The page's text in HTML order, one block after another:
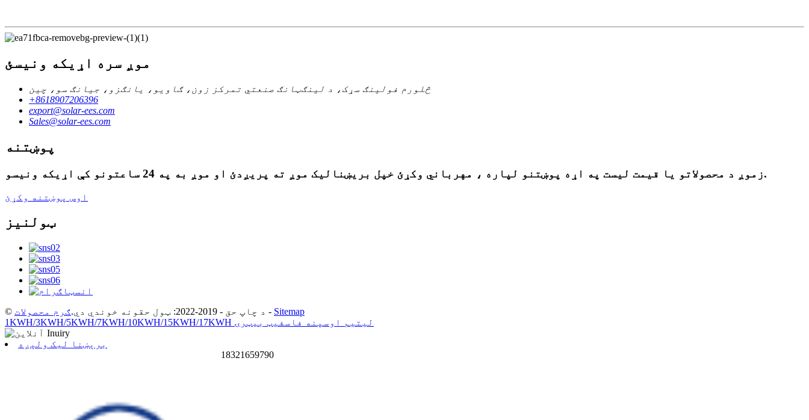
موږ سره اړیکه ونیسئ
څلورم فولینګ سړک، د لینګټانګ صنعتي تمرکز زون، ګاویو، یانګزو، جیانګ سو، چین
+8618907206396
export@solar-ees.com
Sales@solar-ees.com
پوښتنه
زموږ د محصولاتو یا قیمت لیست په اړه پوښتنو لپاره ، مهرباني وکړئ خپل بریښنالیک موږ ته پریږدئ او موږ به په 24 ساعتونو کې اړیکه ونیسو.
اوس پوښتنه وکړئ
ټولنیز
© د چاپ حق - 2019-2022: ټول حقونه خوندي دي. ګرم محصولات - Sitemap
1KWH/3KWH/5KWH/7KWH/10KWH/15KWH/17KWH لیتیم اوسپنه فاسفیټ بیټرۍ
برېښنا لیک ولېږه
18321659790